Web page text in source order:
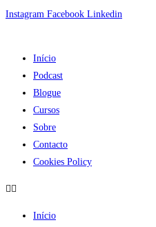
Skip
Instagram Facebook Linkedin
Início
Podcast
Blogue
Cursos
Sobre
Contacto
Cookies Policy
Início